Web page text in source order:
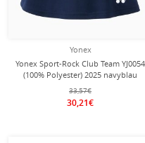
Yonex
Yonex Sport-Rock Club Team YJ0054
(100% Polyester) 2025 navyblau
Mädchen
33,57€
30,21€